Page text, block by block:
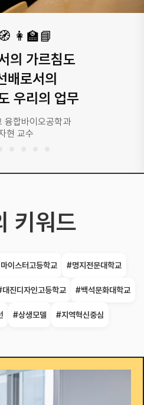
문성을 갖춘
주역으로
나다
업시스템학과 1학년
관 학생
키워드
이스터고등학교 #명지전문대학교
진디자인고등학교 #백석문화대학교
#상생모델 #지역혁신중심